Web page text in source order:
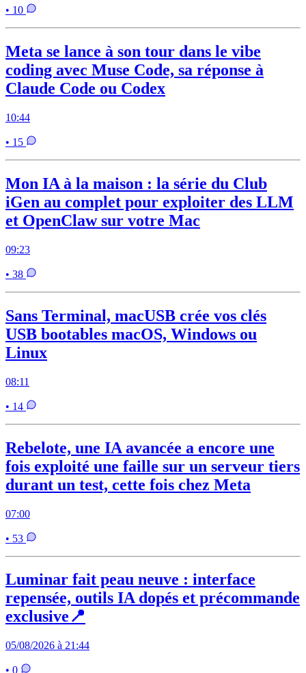
• 10
Meta se lance à son tour dans le vibe
coding avec Muse Code, sa réponse à
Claude Code ou Codex
10:44
• 15
Mon IA à la maison : la série du Club
iGen au complet pour exploiter des LLM
et OpenClaw sur votre Mac
09:23
• 38
Sans Terminal, macUSB crée vos clés
USB bootables macOS, Windows ou
Linux
08:11
• 14
Rebelote, une IA avancée a encore une
fois exploité une faille sur un serveur tiers
durant un test, cette fois chez Meta
07:00
• 53
Luminar fait peau neuve : interface
repensée, outils IA dopés et précommande
exclusive📍
05/08/2026 à 21:44
• 0